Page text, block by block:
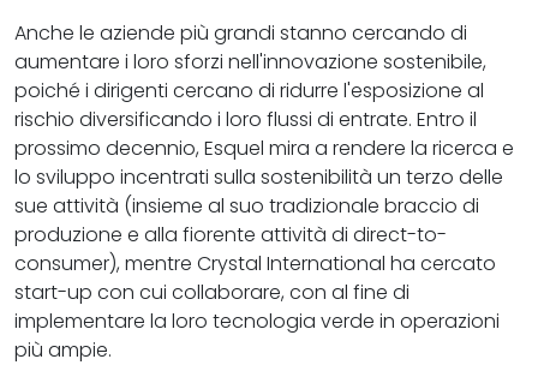
Anche le aziende più grandi stanno cercando di
aumentare i loro sforzi nell'innovazione sostenibile,
poiché i dirigenti cercano di ridurre l'esposizione al
rischio diversificando i loro flussi di entrate. Entro il
prossimo decennio, Esquel mira a rendere la ricerca e
lo sviluppo incentrati sulla sostenibilità un terzo delle
sue attività (insieme al suo tradizionale braccio di
produzione e alla fiorente attività di direct-to-
consumer), mentre Crystal International ha cercato
start-up con cui collaborare, con al fine di
implementare la loro tecnologia verde in operazioni
più ampie.